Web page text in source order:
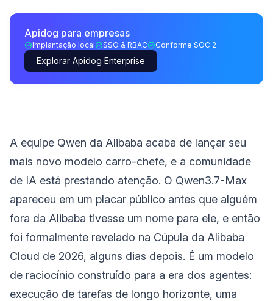
Apidog para empresas
Implantação local SSO & RBAC Conforme SOC 2
Explorar Apidog Enterprise
A equipe Qwen da Alibaba acaba de lançar seu
mais novo modelo carro-chefe, e a comunidade
de IA está prestando atenção. O Qwen3.7-Max
apareceu em um placar público antes que alguém
fora da Alibaba tivesse um nome para ele, e então
foi formalmente revelado na Cúpula da Alibaba
Cloud de 2026, alguns dias depois. É um modelo
de raciocínio construído para a era dos agentes:
execução de tarefas de longo horizonte, uma